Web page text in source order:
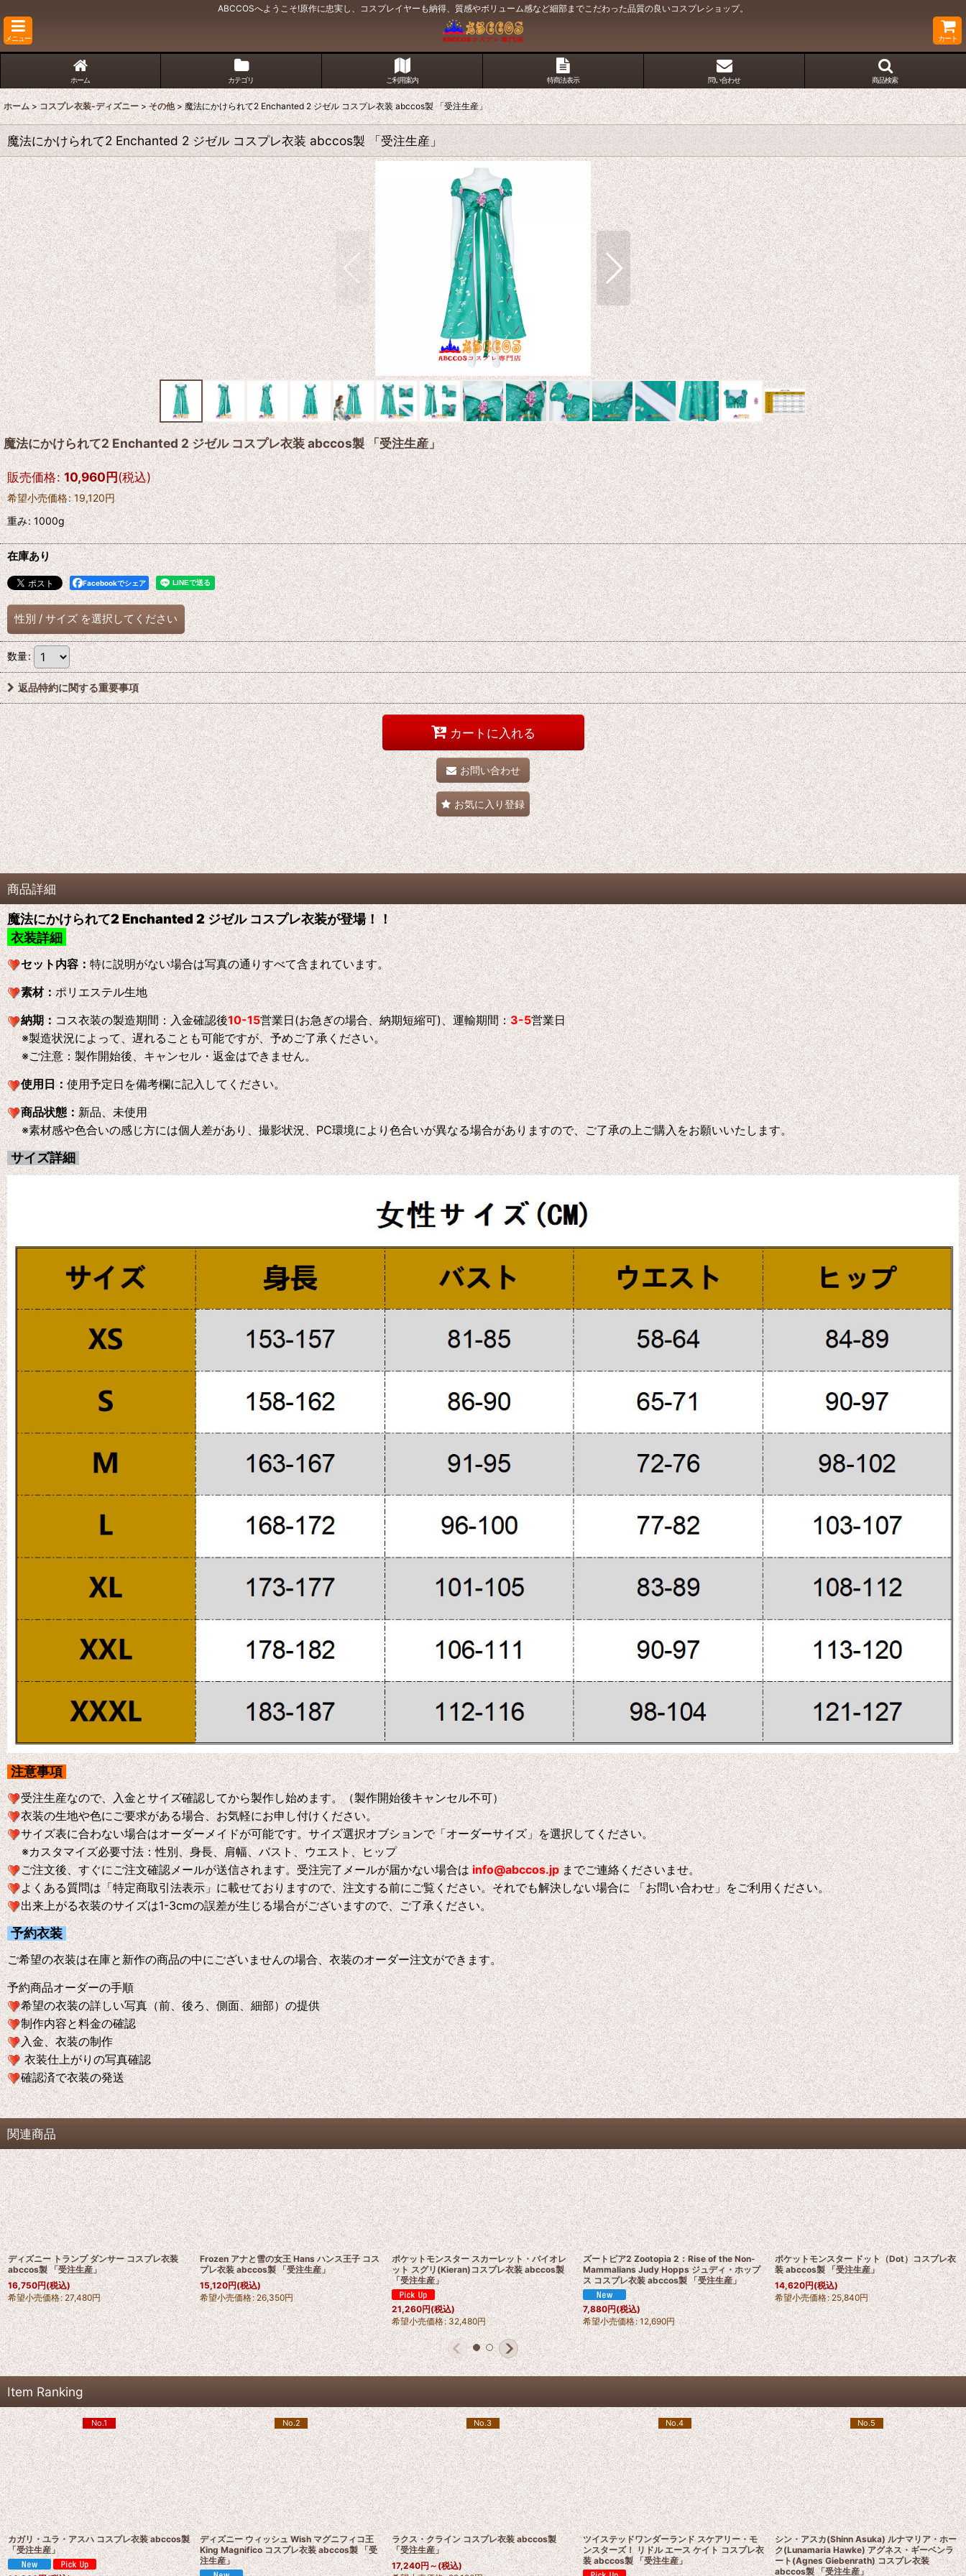
ABCCOSへようこそ!原作に忠実し、コスプレイヤーも納得、質感やボリューム感など細部までこだわった品質の良いコスプレショップ。
メニュー カート
ホーム カテゴリ ご利用案内 特商法表示 問い合わせ 商品検索
ホーム > コスプレ衣装-ディズニー > その他 > 魔法にかけられて2 Enchanted 2 ジゼル コスプレ衣装 abccos製 「受注生産」
魔法にかけられて2 Enchanted 2 ジゼル コスプレ衣装 abccos製 「受注生産」
魔法にかけられて2 Enchanted 2 ジゼル コスプレ衣装 abccos製 「受注生産」
販売価格: 10,960円(税込)
希望小売価格: 19,120円
重み:1000g
在庫あり
Facebookでシェア
性別 / サイズ を選択してください
数量:
返品特約に関する重要事項
カートに入れる
お問い合わせ
お気に入り登録
商品詳細
魔法にかけられて2 Enchanted 2 ジゼル コスプレ衣装が登場！！
衣装詳細
セット内容：特に説明がない場合は写真の通りすべて含まれています。
素材：ポリエステル生地
納期：コス衣装の製造期間：入金確認後10-15営業日(お急ぎの場合、納期短縮可)、運輸期間：3-5営業日
※製造状況によって、遅れることも可能ですが、予めご了承ください。
※ご注意：製作開始後、キャンセル・返金はできません。
使用日：使用予定日を備考欄に記入してください。
商品状態：新品、未使用
※素材感や色合いの感じ方には個人差があり、撮影状況、PC環境により色合いが異なる場合がありますので、ご了承の上ご購入をお願いいたします。
サイズ詳細
注意事項
受注生産なので、入金とサイズ確認してから製作し始めます。（製作開始後キャンセル不可）
衣装の生地や色にご要求がある場合、お気軽にお申し付けください。
サイズ表に合わない場合はオーダーメイドが可能です。サイズ選択オブションで「オーダーサイズ」を選択してください。
※カスタマイズ必要寸法：性別、身長、肩幅、バスト、ウエスト、ヒップ
ご注文後、すぐにご注文確認メールが送信されます。受注完了メールが届かない場合はinfo@abccos.jp までご連絡くださいませ。
よくある質問は「特定商取引法表示」に載せておりますので、注文する前にご覧ください。それでも解決しない場合に 「お問い合わせ」をご利用ください。
出来上がる衣装のサイズは1-3cmの誤差が生じる場合がございますので、ご了承ください。
予約衣装
ご希望の衣装は在庫と新作の商品の中にございませんの場合、衣装のオーダー注文ができます。
予約商品オーダーの手順
希望の衣装の詳しい写真（前、後ろ、側面、細部）の提供
制作内容と料金の確認
入金、衣装の制作
衣装仕上がりの写真確認
確認済で衣装の発送
関連商品
ディズニー トランプ ダンサー コスプレ衣装
abccos製 「受注生産」
16,750円(税込)
希望小売価格: 27,480円
Frozen アナと雪の女王 Hans ハンス王子 コス
プレ衣装 abccos製 「受注生産」
15,120円(税込)
希望小売価格: 26,350円
ポケットモンスター スカーレット・バイオレ
ット スグリ(Kieran)コスプレ衣装 abccos製
「受注生産」
21,260円(税込)
希望小売価格: 32,480円
ズートピア2 Zootopia 2：Rise of the Non-
Mammalians Judy Hopps ジュディ・ホップ
ス コスプレ衣装 abccos製 「受注生産」
7,880円(税込)
希望小売価格: 12,690円
ポケットモンスター ドット（Dot）コスプレ衣
装 abccos製 「受注生産」
14,620円(税込)
希望小売価格: 25,840円
Item Ranking
No.1
カガリ・ユラ・アスハ コスプレ衣装 abccos製
「受注生産」
No.2
ディズニー ウィッシュ Wish マグニフィコ王
King Magnifico コスプレ衣装 abccos製 「受
注生産」
No.3
ラクス・クライン コスプレ衣装 abccos製
「受注生産」
17,240円～(税込)
No.4
ツイステッドワンダーランド スケアリー・モ
ンスターズ！ リドル エース ケイト コスプレ衣
装 abccos製 「受注生産」
No.5
シン・アスカ(Shinn Asuka) ルナマリア・ホー
ク(Lunamaria Hawke) アグネス・ギーベンラ
ート(Agnes Giebenrath) コスプレ衣装
abccos製 「受注生産」